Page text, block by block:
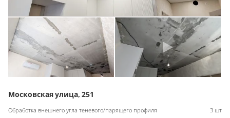
Московская улица, 251
Обработка внешнего угла теневого/парящего профиля
3 шт